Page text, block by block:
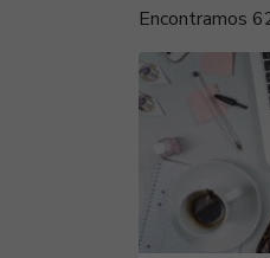
Encontramos